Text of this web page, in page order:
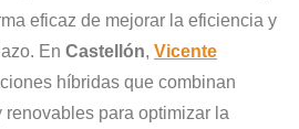
eficaz de mejorar la eficiencia y
En Castellón, Vicente
híbridas que combinan
para optimizar la